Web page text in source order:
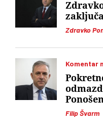
Zdravko
Komentar
Filip Švarm